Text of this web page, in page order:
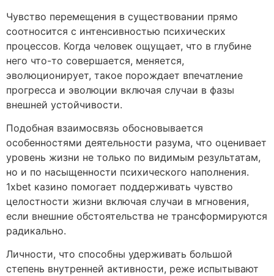
Чувство перемещения в существовании прямо
соотносится с интенсивностью психических
процессов. Когда человек ощущает, что в глубине
него что-то совершается, меняется,
эволюционирует, такое порождает впечатление
прогресса и эволюции включая случаи в фазы
внешней устойчивости.
Подобная взаимосвязь обосновывается
особенностями деятельности разума, что оценивает
уровень жизни не только по видимым результатам,
но и по насыщенности психического наполнения.
1xbet казино помогает поддерживать чувство
целостности жизни включая случаи в мгновения,
если внешние обстоятельства не трансформируются
радикально.
Личности, что способны удерживать большой
степень внутренней активности, реже испытывают